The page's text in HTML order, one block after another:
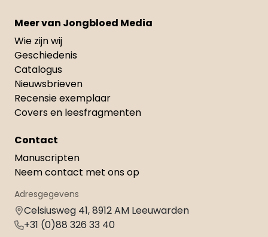
Meer van Jongbloed Media
Wie zijn wij
Geschiedenis
Catalogus
Nieuwsbrieven
Recensie exemplaar
Covers en leesfragmenten
Contact
Manuscripten
Neem contact met ons op
Adresgegevens
Celsiusweg 41, 8912 AM Leeuwarden
+31 (0)88 326 33 40